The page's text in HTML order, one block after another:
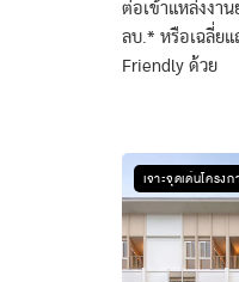
ต่อเข้าแหล่งงาน
ลบ.* หรือเฉลี่ย
Friendly ด้วย
เจาะจุดเด่นโครงก